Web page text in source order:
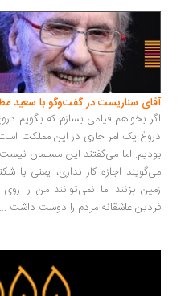
سناریست در گفت‌وگو با سعید مطلبی
بخواهم فیلمی بسازم که بگویم دروغ
یک امر جاری در این مملکت است. قبحش
اما می‌گفتند این مسلمان نیست...
اجازه کار نداری، یعنی با شکنجه
بزنند اما نمی‌توانند من را روی زمین
عاشقانه مردم را دوست داشت ...